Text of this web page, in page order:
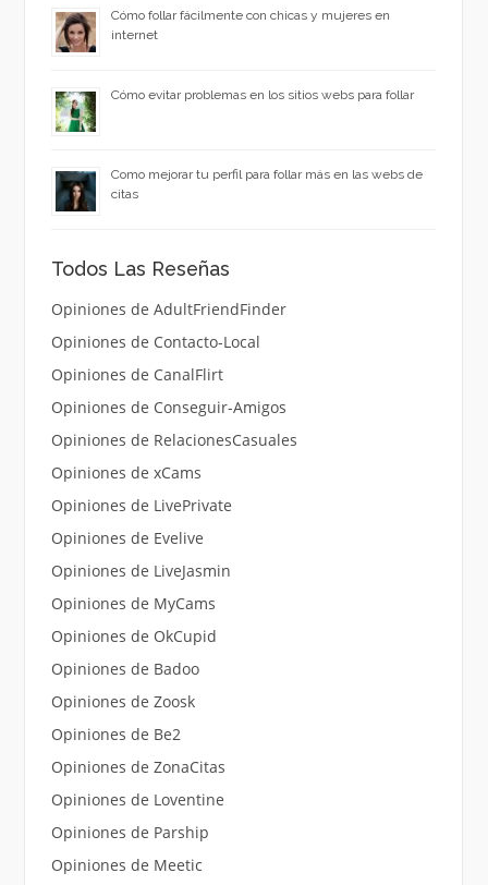
Cómo follar fácilmente con chicas y mujeres en
internet
Cómo evitar problemas en los sitios webs para follar
Como mejorar tu perfil para follar más en las webs de
citas
Todos Las Reseñas
Opiniones de AdultFriendFinder
Opiniones de Contacto-Local
Opiniones de CanalFlirt
Opiniones de Conseguir-Amigos
Opiniones de RelacionesCasuales
Opiniones de xCams
Opiniones de LivePrivate
Opiniones de Evelive
Opiniones de LiveJasmin
Opiniones de MyCams
Opiniones de OkCupid
Opiniones de Badoo
Opiniones de Zoosk
Opiniones de Be2
Opiniones de ZonaCitas
Opiniones de Loventine
Opiniones de Parship
Opiniones de Meetic